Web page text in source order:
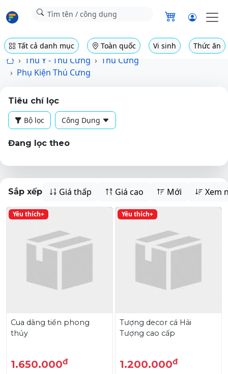
Tất cả danh mục Toàn quốc Vi sinh Thức ăn
Thú Y - Thú Cưng
Thú Cưng
Phụ Kiện Thú Cưng
Tiêu chí lọc
Bộ lọc
Công Dụng
Đang lọc theo
Sắp xếp Giá thấp Giá cao Mới Xem
Yêu thích+
Cua dâng tiền phong
thủy
1.650.000đ
Yêu thích+
Tượng decor cá Hải
Tượng cao cấp
1.200.000đ